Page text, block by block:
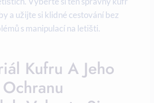
a užijte si klidné cestování bez
s manipulací na letišti.
Kufru A Jeho